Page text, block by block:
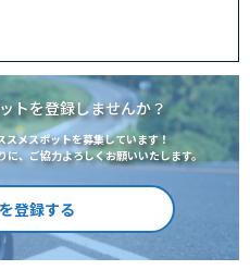
トを登録しませんか？
スメスポットを募集しています！
、ご協力よろしくお願いいたします。
登録する